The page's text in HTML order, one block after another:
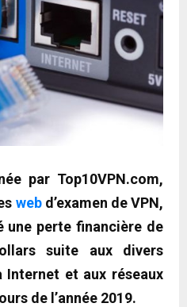
par Top10VPN.com,
webd’examen de VPN,
une perte financière de
suite aux divers
Internet et aux réseaux
de l’année 2019.